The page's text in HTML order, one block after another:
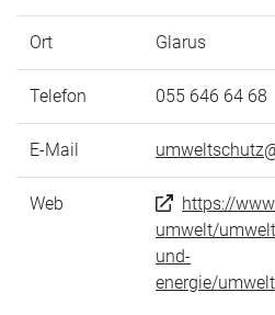
Ort Glarus
Telefon 055 646 64 68
E-Mail
Web
https://
umwelt/
und-
energie/